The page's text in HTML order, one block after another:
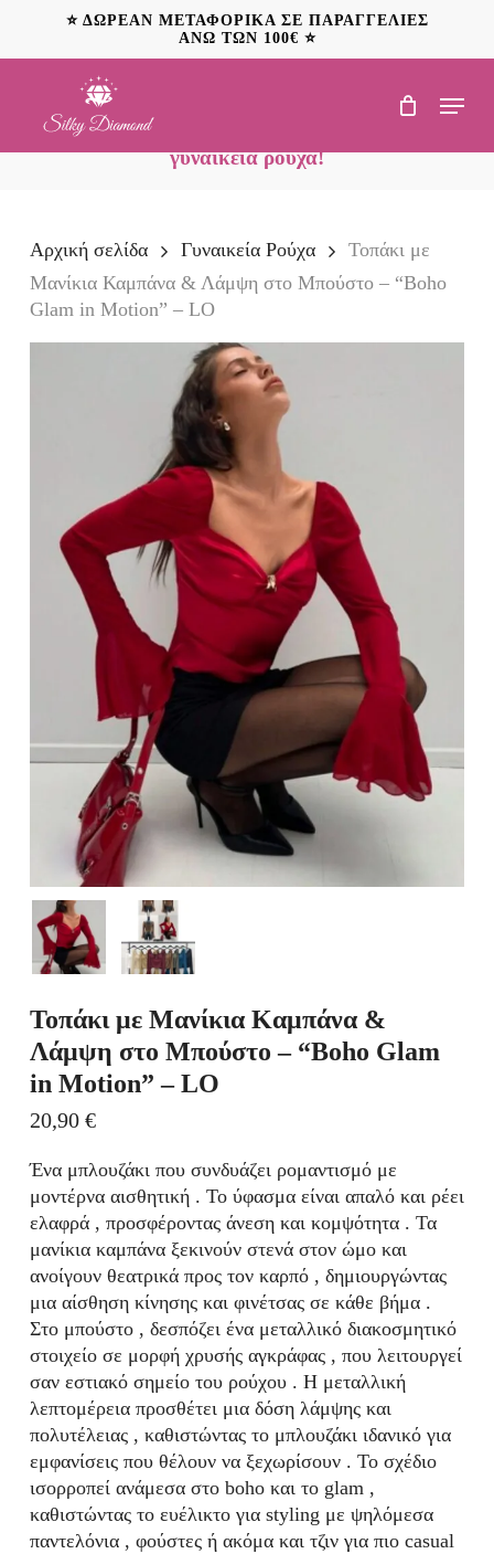
main
⭐ ΔΩΡΕΑΝ ΜΕΤΑΦΟΡΙΚΑ ΣΕ ΠΑΡΑΓΓΕΛΙΕΣ
ΑΝΩ ΤΩΝ 100€ ⭐
Menu
NEO: Ανακαλύψτε
γυναικεία ρούχα!
Αρχική σελίδα Γυναικεία Ρούχα
Τοπάκι με
Μανίκια Καμπάνα & Λάμψη στο Μπούστο – “Boho
Glam in Motion” – LO
Τοπάκι με Μανίκια Καμπάνα &
Λάμψη στο Μπούστο – “Boho Glam
in Motion” – LO
20,90 €
Ένα μπλουζάκι που συνδυάζει ρομαντισμό με
μοντέρνα αισθητική . Το ύφασμα είναι απαλό και ρέει
ελαφρά , προσφέροντας άνεση και κομψότητα . Τα
μανίκια καμπάνα ξεκινούν στενά στον ώμο και
ανοίγουν θεατρικά προς τον καρπό , δημιουργώντας
μια αίσθηση κίνησης και φινέτσας σε κάθε βήμα .
Στο μπούστο , δεσπόζει ένα μεταλλικό διακοσμητικό
στοιχείο σε μορφή χρυσής αγκράφας , που λειτουργεί
σαν εστιακό σημείο του ρούχου . Η μεταλλική
λεπτομέρεια προσθέτει μια δόση λάμψης και
πολυτέλειας , καθιστώντας το μπλουζάκι ιδανικό για
εμφανίσεις που θέλουν να ξεχωρίσουν . Το σχέδιο
ισορροπεί ανάμεσα στο boho και το glam ,
καθιστώντας το ευέλικτο για styling με ψηλόμεσα
παντελόνια , φούστες ή ακόμα και τζιν για πιο casual